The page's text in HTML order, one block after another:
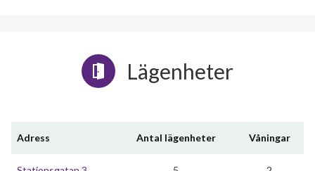
Lägenheter
Adress Antal lägenheter Våningar